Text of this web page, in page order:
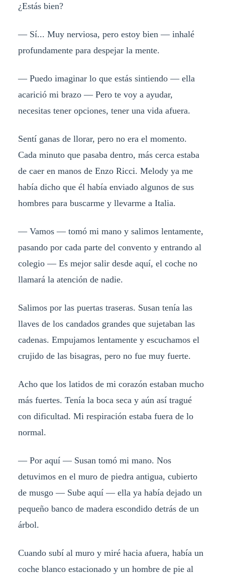
¿Estás bien?
— Sí... Muy nerviosa, pero estoy bien — inhalé
profundamente para despejar la mente.
— Puedo imaginar lo que estás sintiendo — ella
acarició mi brazo — Pero te voy a ayudar,
necesitas tener opciones, tener una vida afuera.
Sentí ganas de llorar, pero no era el momento.
Cada minuto que pasaba dentro, más cerca estaba
de caer en manos de Enzo Ricci. Melody ya me
había dicho que él había enviado algunos de sus
hombres para buscarme y llevarme a Italia.
— Vamos — tomó mi mano y salimos lentamente,
pasando por cada parte del convento y entrando al
colegio — Es mejor salir desde aquí, el coche no
llamará la atención de nadie.
Salimos por las puertas traseras. Susan tenía las
llaves de los candados grandes que sujetaban las
cadenas. Empujamos lentamente y escuchamos el
crujido de las bisagras, pero no fue muy fuerte.
Acho que los latidos de mi corazón estaban mucho
más fuertes. Tenía la boca seca y aún así tragué
con dificultad. Mi respiración estaba fuera de lo
normal.
— Por aquí — Susan tomó mi mano. Nos
detuvimos en el muro de piedra antigua, cubierto
de musgo — Sube aquí — ella ya había dejado un
pequeño banco de madera escondido detrás de un
árbol.
Cuando subí al muro y miré hacia afuera, había un
coche blanco estacionado y un hombre de pie al